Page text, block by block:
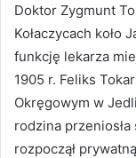
Doktor Zygmunt
Kołaczycach koło
funkcję lekarza
1905 r. Feliks
Okręgowym w
rodzina przeniosła
rozpoczął